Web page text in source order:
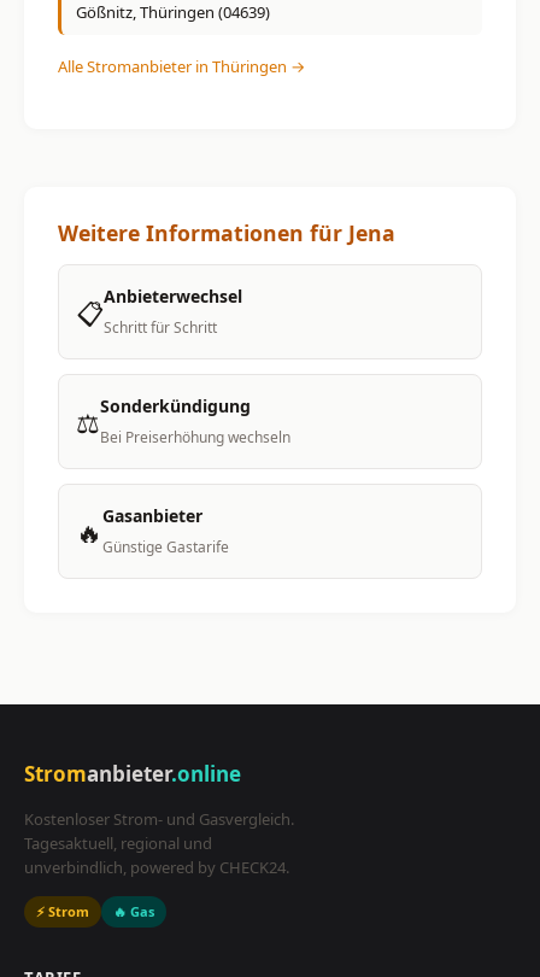
Gößnitz, Thüringen (04639)
Alle Stromanbieter in Thüringen →
Weitere Informationen für Jena
📋Anbieterwechsel
Schritt für Schritt
⚖️Sonderkündigung
Bei Preiserhöhung wechseln
🔥 Gasanbieter
Günstige Gastarife
Stromanbieter.online
Kostenloser Strom- und Gasvergleich.
Tagesaktuell, regional und
unverbindlich, powered by CHECK24.
⚡ Strom 🔥 Gas